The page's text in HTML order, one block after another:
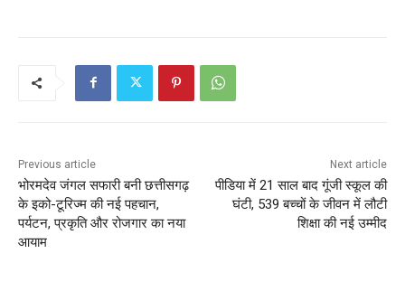
Previous article
भोरमदेव जंगल सफारी बनी छत्तीसगढ़
के इको-टूरिज्म की नई पहचान,
पर्यटन, प्रकृति और रोजगार का नया
आयाम
Next article
पीडिया में 21 साल बाद गूंजी स्कूल की
घंटी, 539 बच्चों के जीवन में लौटी
शिक्षा की नई उम्मीद